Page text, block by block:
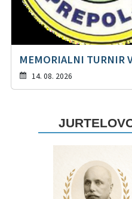
MEMORIALNI TURNIR
14. 08. 2026